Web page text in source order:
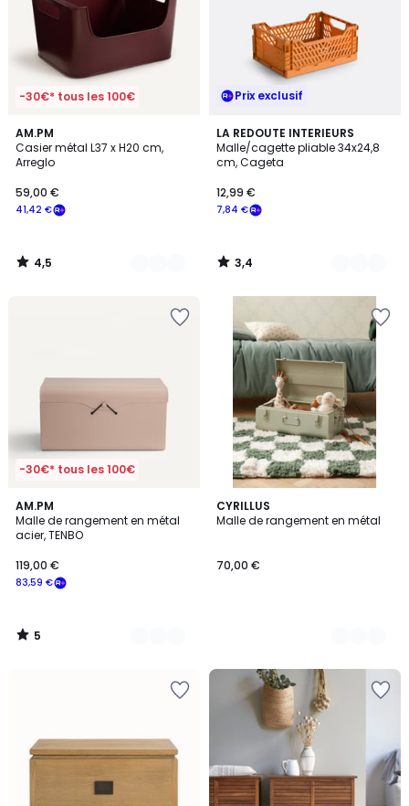
-30€* tous les 100€
AM.PM
Casier métal L37 x H20 cm,
Arreglo
41,42 €
59,00 €
4,5
/ 5
4
Couleurs
4,5
/
Prix exclusif
LA REDOUTE INTERIEURS
Malle/cagette pliable 34x24,8
cm, Cageta
7,84 €
12,99 €
3,4
/ 5
5
Couleurs
3,4
/
-30€* tous les 100€
AM.PM
Malle de rangement en métal
acier, TENBO
83,59 €
119,00 €
5
/
5
3
Couleurs
5
/
CYRILLUS
Malle de rangement en métal
70,00 €
4
Couleurs